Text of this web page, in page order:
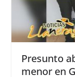
Presunto
menor en